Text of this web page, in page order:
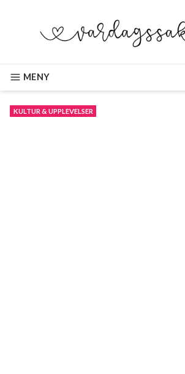
VARDAGSSAKER.SE
MENY
KULTUR & UPPLEVELSER